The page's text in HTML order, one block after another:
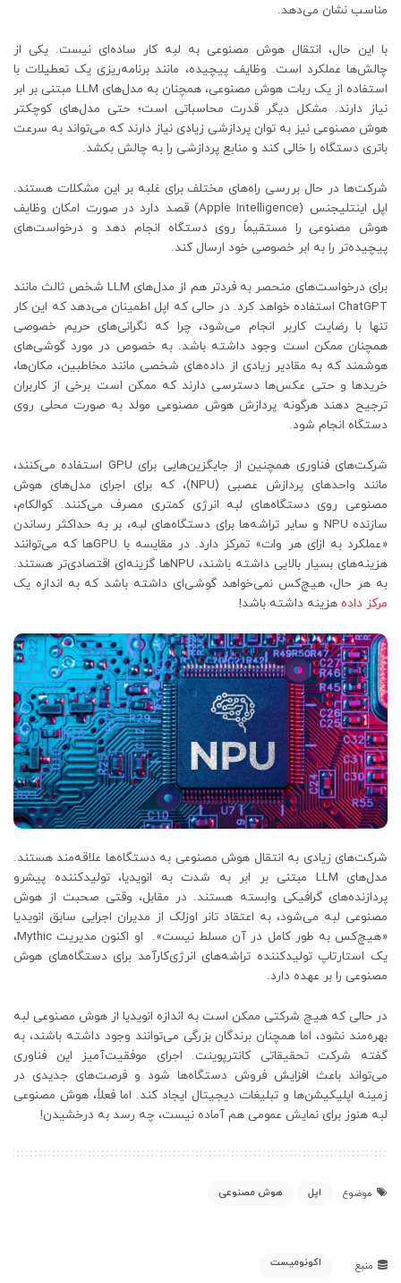
مناسب نشان می‌دهد.
با این حال، انتقال هوش مصنوعی به لبه کار ساده‌ای نیست. یکی از
چالش‌ها عملکرد است. وظایف پیچیده، مانند برنامه‌ریزی یک تعطیلات با
استفاده از یک ربات هوش مصنوعی، همچنان به مدل‌های LLM مبتنی بر ابر
نیاز دارند. مشکل دیگر قدرت محاسباتی است؛ حتی مدل‌های کوچکتر
هوش مصنوعی نیز به توان پردازشی زیادی نیاز دارند که می‌تواند به سرعت
باتری دستگاه را خالی کند و منابع پردازشی را به چالش بکشد.
شرکت‌ها در حال بررسی راه‌های مختلف برای غلبه بر این مشکلات هستند.
اپل اینتلیجنس (Apple Intelligence) قصد دارد در صورت امکان وظایف
هوش مصنوعی را مستقیماً روی دستگاه انجام دهد و درخواست‌های
پیچیده‌تر را به ابر خصوصی خود ارسال کند.
برای درخواست‌های منحصر به فردتر هم از مدل‌های LLM شخص ثالث مانند
ChatGPT استفاده خواهد کرد. در حالی که اپل اطمینان می‌دهد که این کار
تنها با رضایت کاربر انجام می‌شود، چرا که نگرانی‌های حریم خصوصی
همچنان ممکن است وجود داشته باشد. به خصوص در مورد گوشی‌های
هوشمند که به مقادیر زیادی از داده‌های شخصی مانند مخاطبین، مکان‌ها،
خریدها و حتی عکس‌ها دسترسی دارند که ممکن است برخی از کاربران
ترجیح دهند هرگونه پردازش هوش مصنوعی مولد به صورت محلی روی
دستگاه انجام شود.
شرکت‌های فناوری همچنین از جایگزین‌هایی برای GPU استفاده می‌کنند،
مانند واحدهای پردازش عصبی (NPU)، که برای اجرای مدل‌های هوش
مصنوعی روی دستگاه‌های لبه انرژی کمتری مصرف می‌کنند. کوالکام،
سازنده NPU و سایر تراشه‌ها برای دستگاه‌های لبه، بر به حداکثر رساندن
«عملکرد به ازای هر وات» تمرکز دارد. در مقایسه با GPUها که می‌توانند
هزینه‌های بسیار بالایی داشته باشند، NPUها گزینه‌ای اقتصادی‌تر هستند.
به هر حال، هیچ‌کس نمی‌خواهد گوشی‌ای داشته باشد که به اندازه یک
مرکز داده هزینه داشته باشد!
شرکت‌های زیادی به انتقال هوش مصنوعی به دستگاه‌ها علاقه‌مند هستند.
مدل‌های LLM مبتنی بر ابر به شدت به انویدیا، تولیدکننده پیشرو
پردازنده‌های گرافیکی وابسته هستند. در مقابل، وقتی صحبت از هوش
مصنوعی لبه می‌شود، به اعتقاد تانر اوزلک از مدیران اجرایی سابق انویدیا
«هیچ‌کس به طور کامل در آن مسلط نیست». او اکنون مدیریت Mythic،
یک استارتاپ تولیدکننده تراشه‌های انرژی‌کارآمد برای دستگاه‌های هوش
مصنوعی را بر عهده دارد.
در حالی که هیچ شرکتی ممکن است به اندازه انویدیا از هوش مصنوعی لبه
بهره‌مند نشود، اما همچنان برندگان بزرگی می‌توانند وجود داشته باشند، به
گفته شرکت تحقیقاتی کانترپوینت. اجرای موفقیت‌آمیز این فناوری
می‌تواند باعث افزایش فروش دستگاه‌ها شود و فرصت‌های جدیدی در
زمینه اپلیکیشن‌ها و تبلیغات دیجیتال ایجاد کند. اما فعلاً، هوش مصنوعی
لبه هنوز برای نمایش عمومی هم آماده نیست، چه رسد به درخشیدن!
موضوع اپل هوش مصنوعی
منبع اکونومیست